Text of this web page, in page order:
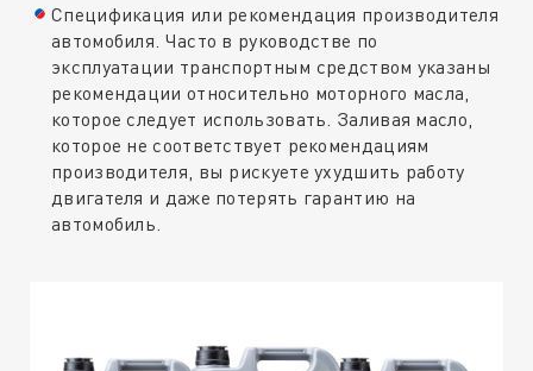
Спецификация или рекомендация производителя
автомобиля. Часто в руководстве по
эксплуатации транспортным средством указаны
рекомендации относительно моторного масла,
которое следует использовать. Заливая масло,
которое не соответствует рекомендациям
производителя, вы рискуете ухудшить работу
двигателя и даже потерять гарантию на
автомобиль.